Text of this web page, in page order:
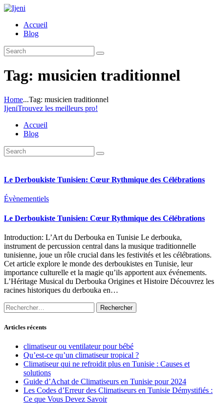
Accueil
Blog
Tag: musicien traditionnel
Home...Tag: musicien traditionnel
IjeniTrouvez les meilleurs pro!
Accueil
Blog
Le Derboukiste Tunisien: Cœur Rythmique des Célébrations
Évènementiels
Le Derboukiste Tunisien: Cœur Rythmique des Célébrations
Introduction: L’Art du Derbouka en Tunisie Le derbouka,
instrument de percussion central dans la musique traditionnelle
tunisienne, joue un rôle crucial dans les festivités et les célébrations.
Cet article explore le monde des derboukistes en Tunisie, leur
importance culturelle et la magie qu’ils apportent aux événements.
L’Héritage Musical du Derbouka Origines et Histoire Découvrez les
racines historiques du derbouka en…
Rechercher :
Articles récents
climatiseur ou ventilateur pour bébé
Qu’est-ce qu’un climatiseur tropical ?
Climatiseur qui ne refroidit plus en Tunisie : Causes et
solutions
Guide d’Achat de Climatiseurs en Tunisie pour 2024
Les Codes d’Erreur des Climatiseurs en Tunisie Démystifiés :
Ce que Vous Devez Savoir